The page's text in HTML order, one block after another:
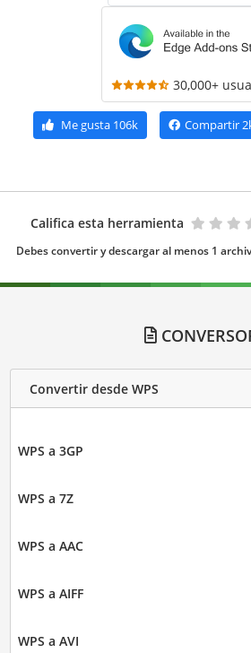
30,000+
Me gusta106k Compartir
Califica esta herramienta
Debes convertir y descargar al menos 1
Convertir desde WPS
WPS a 3GP
WPS a 7Z
WPS a AAC
WPS a AIFF
WPS a AVI